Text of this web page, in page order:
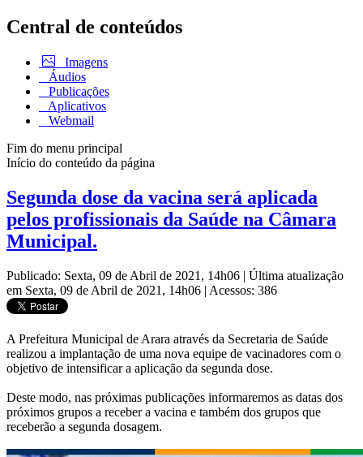
Central de conteúdos
Imagens
Áudios
Publicações
Aplicativos
Webmail
Fim do menu principal
Início do conteúdo da página
Segunda dose da vacina será aplicada
pelos profissionais da Saúde na Câmara
Municipal.
Publicado: Sexta, 09 de Abril de 2021, 14h06 | Última atualização
em Sexta, 09 de Abril de 2021, 14h06 | Acessos: 386
A Prefeitura Municipal de Arara através da Secretaria de Saúde
realizou a implantação de uma nova equipe de vacinadores com o
objetivo de intensificar a aplicação da segunda dose.
Deste modo, nas próximas publicações informaremos as datas dos
próximos grupos a receber a vacina e também dos grupos que
receberão a segunda dosagem.